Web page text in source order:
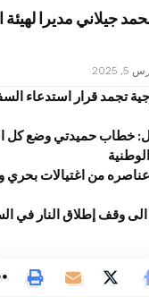
جيلاني مديرا لهيئة
2025
تجمد قرار استدعاء
خطاب حميدتي وضع كل
من اغتيالات بحري
وقف إطلاق النار في
winwin company Developed
Rights Reserved.